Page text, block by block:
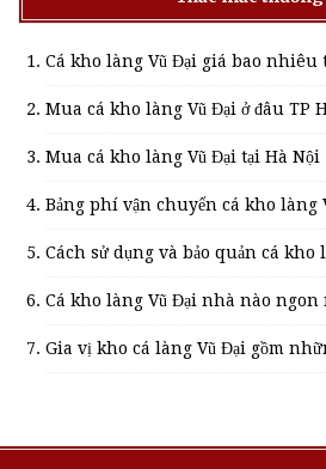
Cá kho làng Vũ Đại giá bao nhiêu
Mua cá kho làng Vũ Đại ở đâu TP
Mua cá kho làng Vũ Đại tại Hà Nội
Bảng phí vận chuyển cá kho làng
Cách sử dụng và bảo quản cá kho
Cá kho làng Vũ Đại nhà nào ngon
Gia vị kho cá làng Vũ Đại gồm